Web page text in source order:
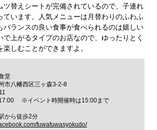
ツ替えシートが完備されているので、子連れ
ています。人気メニューは月替わりのふわふ
バランスの良い食事が食べられるのは嬉しい
で上がるタイプのお店なので、ゆったりとく
しむことができますよ。
堂
市八幡西区三ヶ森3-2-8
※イベント時開催時は15:00まで
から徒歩2分
fuwafuwasyokudo/